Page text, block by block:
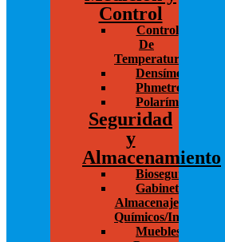
Control
Control
De
Temperatura
Densímetros
Phmetros
Polarímetros
Seguridad
y
Almacenamiento
Bioseguridad
Gabinetes
Almacenaje
Químicos/Inflamables
Muebles